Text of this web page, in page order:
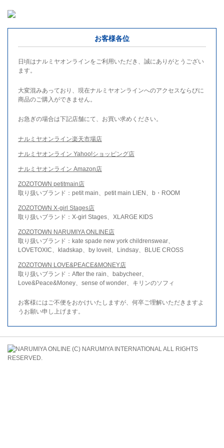
お客様各位
日頃はナルミヤオンラインをご利用いただき、誠にありがとうござい
ます。
大変混みあっており、現在ナルミヤオンラインへのアクセスならびに
商品のご購入ができません。
お急ぎの場合は下記店舗にて、お買い求めください。
ナルミヤオンライン楽天市場店
ナルミヤオンライン Yahoo!ショッピング店
ナルミヤオンライン Amazon店
ZOZOTOWN petitmain店
取り扱いブランド：petit main、petit main LIEN、b・ROOM
ZOZOTOWN X-girl Stages店
取り扱いブランド：X-girl Stages、XLARGE KIDS
ZOZOTOWN NARUMIYA ONLINE店
取り扱いブランド：kate spade new york childrenswear、
LOVETOXIC、kladskap、by loveit、Lindsay、BLUE CROSS
ZOZOTOWN LOVE&PEACE&MONEY店
取り扱いブランド：After the rain、babycheer、
Love&Peace&Money、sense of wonder、キリンのソフィ
お客様にはご不便をおかけいたしますが、何卒ご理解いただきますよ
うお願い申し上げます。